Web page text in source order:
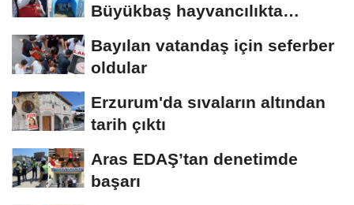
Büyükbaş hayvancılıkta
Bayılan vatandaş için seferber
oldular
Erzurum'da sıvaların altından
tarih çıktı
Aras EDAŞ’tan denetimde
başarı